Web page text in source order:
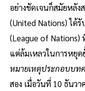
อย่างชัดเจนก็สมัยหลัง
(United Nations) ได้
(League of Nations)
แต่ล้มเหลวในการหยุด
หมายเหตุประกอบบท
สอง เมื่อวันที่ 10 ธันว